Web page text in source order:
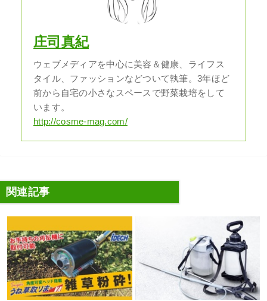
庄司真紀
ウェブメディアを中心に美容＆健康、ライフス
タイル、ファッションなどついて執筆。3年ほど
前から自宅の小さなスペースで野菜栽培をして
います。
http://cosme-mag.com/
関連記事